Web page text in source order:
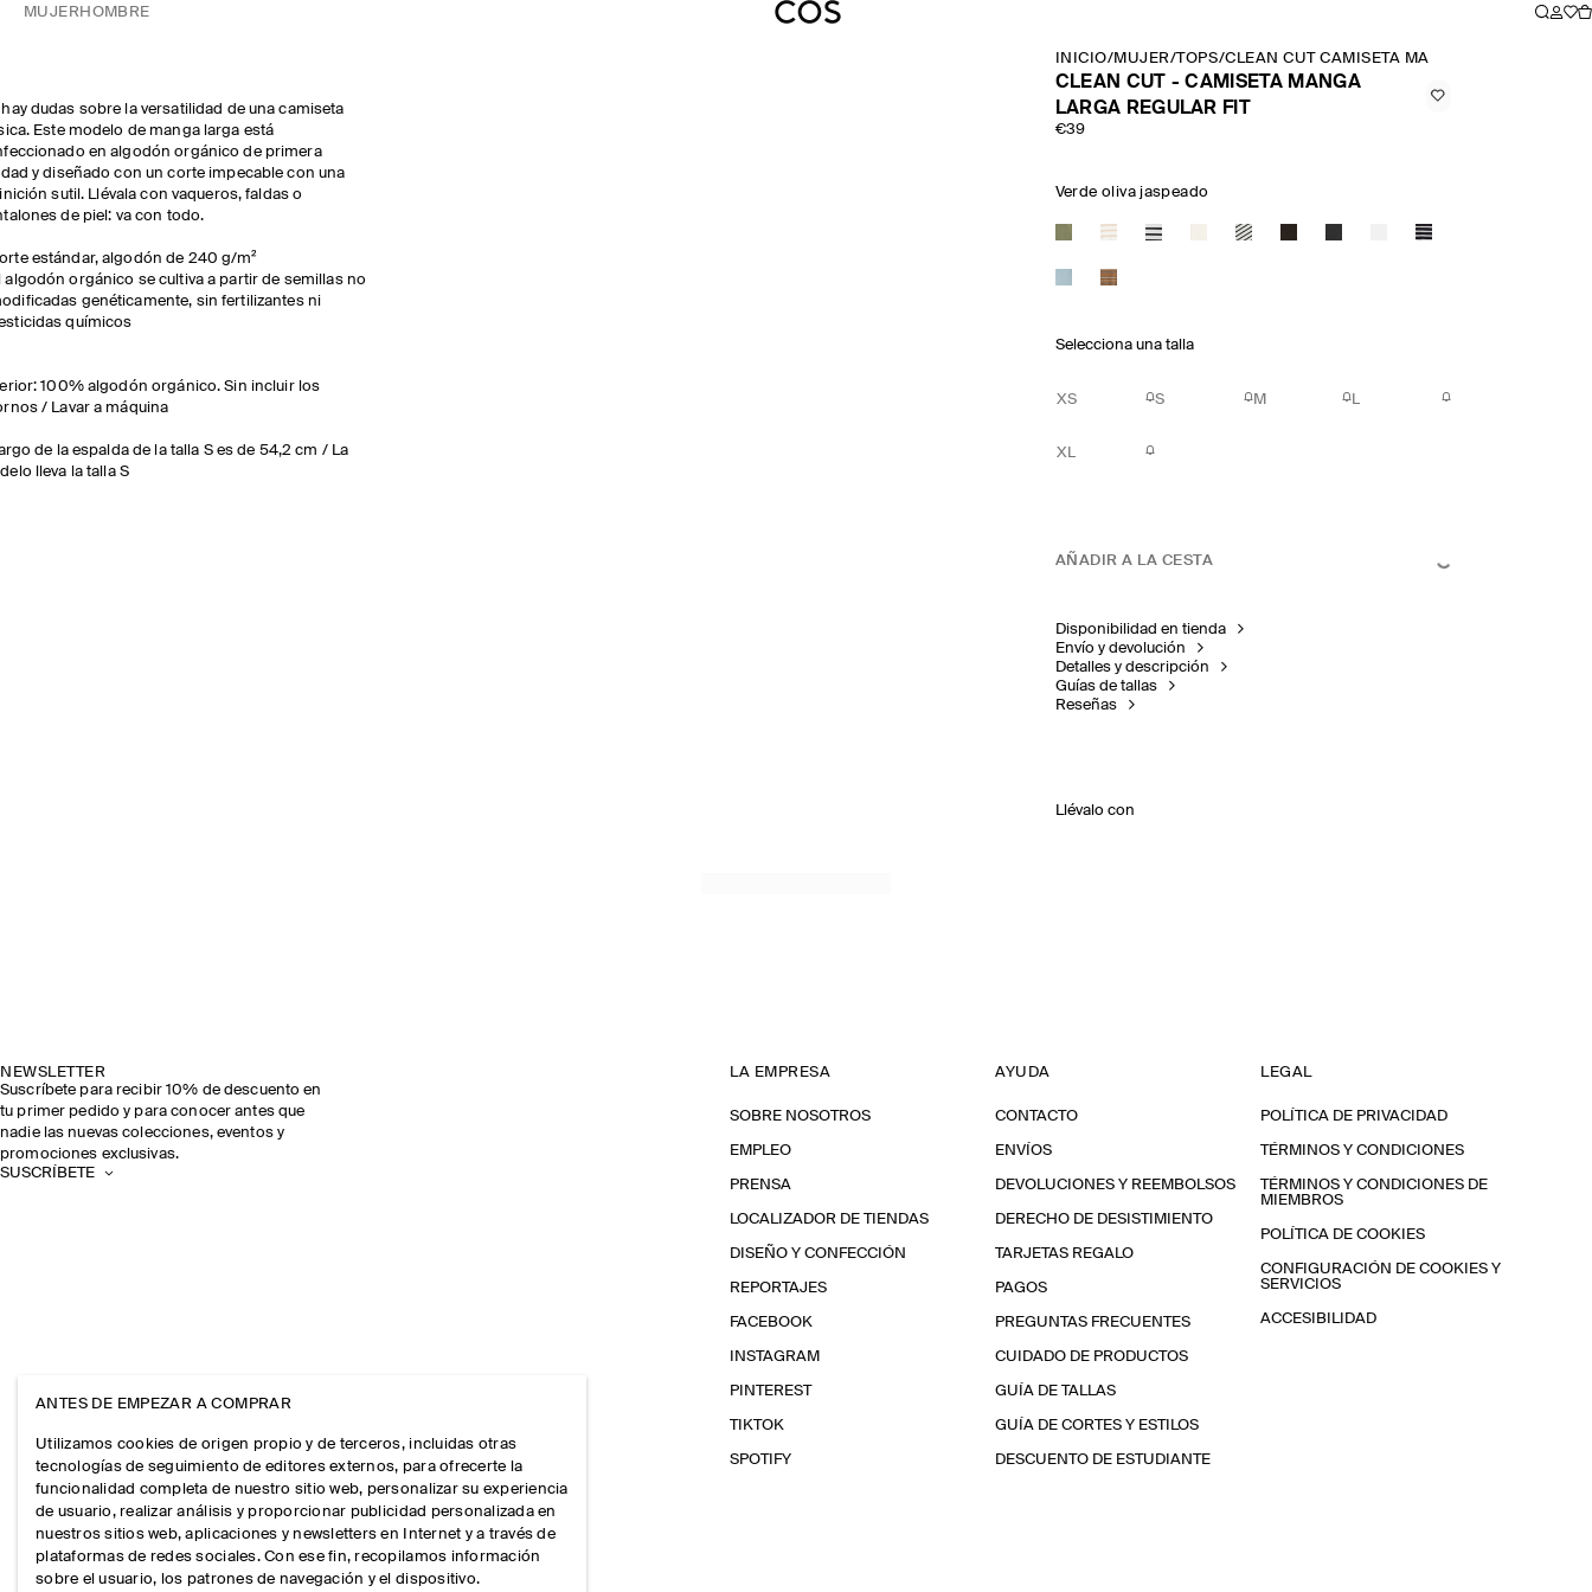
MUJER HOMBRE
dudas sobre la versatilidad de una camiseta
Este modelo de manga larga está
en algodón orgánico de primera
y diseñado con un corte impecable con una
sutil. Llévala con vaqueros, faldas o
de piel: va con todo.
estándar, algodón de 240 g/m²
algodón orgánico se cultiva a partir de semillas no
genéticamente, sin fertilizantes ni
químicos
100% algodón orgánico. Sin incluir los
/ Lavar a máquina
de la espalda de la talla S es de 54,2 cm / La
lleva la talla S
INICIO/MUJER/TOPS/CLEAN CUT CAMISETA MANGA LARGA
CLEAN CUT - CAMISETA MANGA
LARGA REGULAR FIT
€39
Verde oliva jaspeado
Selecciona una talla
XS S M L
XL
AÑADIR A LA CESTA
Disponibilidad en tienda
Envío y devolución
Detalles y descripción
Guías de tallas
Reseñas
Llévalo con
NEWSLETTER
Suscríbete para recibir 10% de descuento en
tu primer pedido y para conocer antes que
nadie las nuevas colecciones, eventos y
promociones exclusivas.
SUSCRÍBETE
LA EMPRESA
SOBRE NOSOTROS
EMPLEO
PRENSA
LOCALIZADOR DE TIENDAS
DISEÑO Y CONFECCIÓN
REPORTAJES
FACEBOOK
INSTAGRAM
PINTEREST
TIKTOK
SPOTIFY
AYUDA
CONTACTO
ENVÍOS
DEVOLUCIONES Y REEMBOLSOS
DERECHO DE DESISTIMIENTO
TARJETAS REGALO
PAGOS
PREGUNTAS FRECUENTES
CUIDADO DE PRODUCTOS
GUÍA DE TALLAS
GUÍA DE CORTES Y ESTILOS
DESCUENTO DE ESTUDIANTE
LEGAL
POLÍTICA DE PRIVACIDAD
TÉRMINOS Y CONDICIONES
TÉRMINOS Y CONDICIONES DE
MIEMBROS
POLÍTICA DE COOKIES
CONFIGURACIÓN DE COOKIES Y
SERVICIOS
ACCESIBILIDAD
ANTES DE EMPEZAR A COMPRAR
Utilizamos cookies de origen propio y de terceros, incluidas otras
tecnologías de seguimiento de editores externos, para ofrecerte la
funcionalidad completa de nuestro sitio web, personalizar su experiencia
de usuario, realizar análisis y proporcionar publicidad personalizada en
nuestros sitios web, aplicaciones y newsletters en Internet y a través de
plataformas de redes sociales. Con ese fin, recopilamos información
sobre el usuario, los patrones de navegación y el dispositivo.